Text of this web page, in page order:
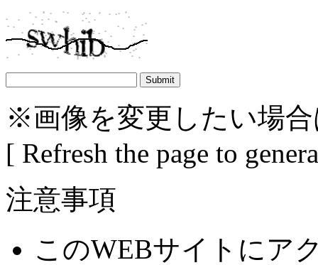
※画像を変更したい場
[ Refresh the page to
注意事項
このWEBサイトにア